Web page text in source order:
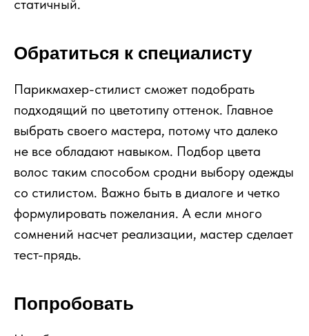
статичный.
Обратиться к специалисту
Парикмахер-стилист сможет подобрать
подходящий по цветотипу оттенок. Главное
выбрать своего мастера, потому что далеко
не все обладают навыком. Подбор цвета
волос таким способом сродни выбору одежды
со стилистом. Важно быть в диалоге и четко
формулировать пожелания. А если много
сомнений насчет реализации, мастер сделает
тест-прядь.
Попробовать